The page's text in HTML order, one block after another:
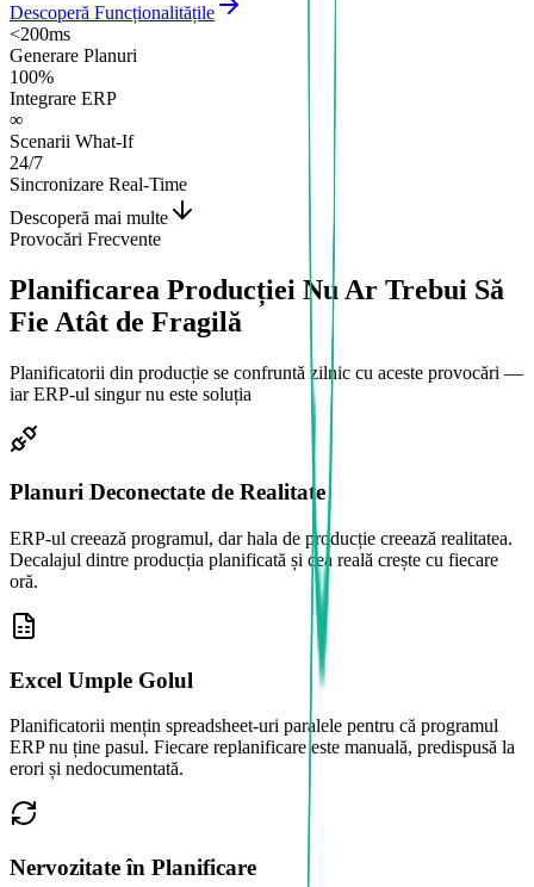
Descoperă Funcționalitățile
<200ms
Generare Planuri
100%
Integrare ERP
∞
Scenarii What-If
24/7
Sincronizare Real-Time
Descoperă mai multe
Provocări Frecvente
Planificarea Producției Nu Ar Trebui Să
Fie Atât de Fragilă
Planificatorii din producție se confruntă zilnic cu aceste provocări —
iar ERP-ul singur nu este soluția
Planuri Deconectate de Realitate
ERP-ul creează programul, dar hala de producție creează realitatea.
Decalajul dintre producția planificată și cea reală crește cu fiecare
oră.
Excel Umple Golul
Planificatorii mențin spreadsheet-uri paralele pentru că programul
ERP nu ține pasul. Fiecare replanificare este manuală, predispusă la
erori și nedocumentată.
Nervozitate în Planificare